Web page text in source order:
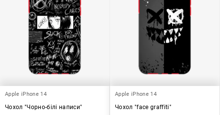
Apple iPhone 14
Чохол "Чорно-білі написи"
Apple iPhone 14
Чохол "face graffiti"